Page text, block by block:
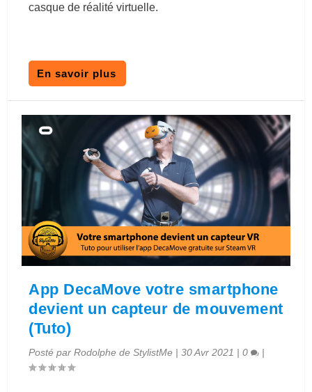
casque de réalité virtuelle.
En savoir plus
App DecaMove votre smartphone
devient un capteur de mouvement
(Tuto)
Posté parRodolphe de StylistMe |30 Avr 2021 |0 |